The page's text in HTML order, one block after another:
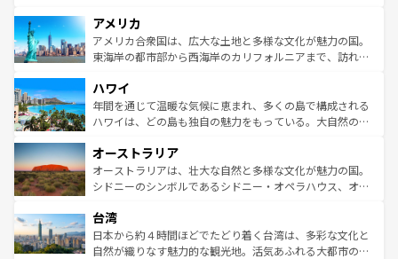
ンツ一覧を参照してほしい。
の建物がそのまま残る町や、スイスならではのユニークな
博物館もあり、アルプス観光だけでなく町歩きも満喫する
ことができる。国民の所得が高いため物価も高いが、旅行
ば市内交通費無料で観光を楽しむこともできる。 なお、新
着のスイス情報はコンテンツ一覧 を参照してほしい。
アメリカ
アメリカ合衆国は、広大な土地と多様な文化が魅力の国。
東海岸の都市部から西海岸のカリフォルニアまで、訪れる
のような巨大都市は、観光、ショッピング、エンターテイ
ンメントが詰まった刺激的なスポットだ。一方、アメリカ
西部には大自然が広がり、グランドキャニオンやイエロー
部のニューオーリンズでは、音楽と美食が融合した独特の
文化が魅力。旅行者はアメリカの各地域で異なる魅力を楽
しみながら、その多様性と豊かな歴史を感じることができ
ならではの贅沢な旅のスタイルだ。 なお、新着のアメリカ
情報はコンテンツ一覧を参照してほしい。
ハワイ
年間を通じて温暖な気候に恵まれ、多くの島で構成される
ハワイは、どの島も独自の魅力をもっている。大自然の神
ワイ島は見逃せない。また、定番の観光地といえばオアフ
島だが、静かな自然を求めるならマウイ島やカウアイ島が
おすすめ。エメラルドグリーンに輝く海をはじめ、豊かな
れるおもてなしの心で訪れる人々を迎えてくれるハワイの
人々、おいしいローカルフードやハワイアンミュージッ
ク、伝統的なフラダンスなど、すべてがハワイの魅力を彩
オーストラリア
オーストラリアは、壮大な自然と多様な文化が魅力の国。
シドニーのシンボルであるシドニー・オペラハウス、オー
リアリーフや大陸中央部にそびえるウルル（エアーズロッ
ク）、タスマニアの美しい原生林やケアンズの熱帯雨林な
ど、見どころがたくさん。また、カフェやワイン、オージ
台湾
日本から約４時間ほどでたどり着く台湾は、多彩な文化と
自然が織りなす魅力的な観光地。活気あふれる大都市の台